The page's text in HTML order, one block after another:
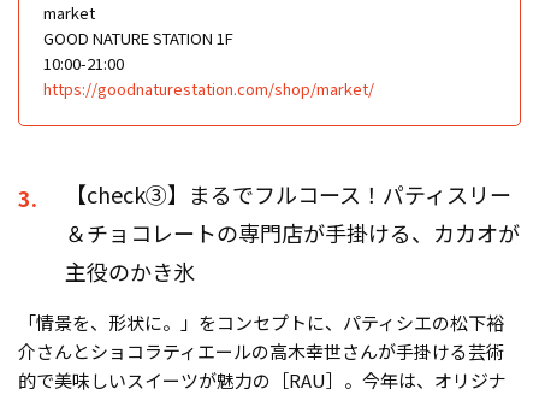
market
GOOD NATURE STATION 1F
10:00-21:00
https://goodnaturestation.com/shop/market/
3.
【check③】まるでフルコース！パティスリー
＆チョコレートの専門店が手掛ける、カカオが
主役のかき氷
「情景を、形状に。」をコンセプトに、パティシエの松下裕
介さんとショコラティエールの高木幸世さんが手掛ける芸術
的で美味しいスイーツが魅力の［RAU］。今年は、オリジナ